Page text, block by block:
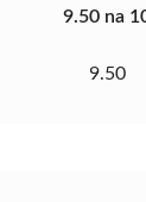
9.50 na
9.50